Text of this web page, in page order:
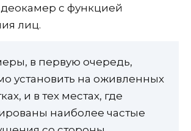
с функцией
лиц.
в первую очередь,
установить на оживленных
и в тех местах, где
наиболее частые